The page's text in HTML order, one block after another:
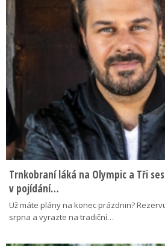
Trnkobraní láká na Olympic a Tři
v pojídání…
Už máte plány na konec prázdnin?
srpna a vyrazte na tradiční…